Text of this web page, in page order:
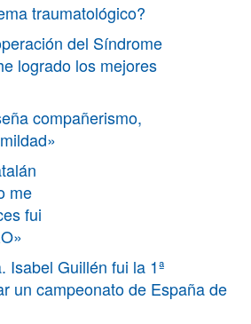
traumatológico?
del Síndrome
logrado los mejores
compañerismo,
me
fui
Isabel Guillén fui la 1ª
un campeonato de España de